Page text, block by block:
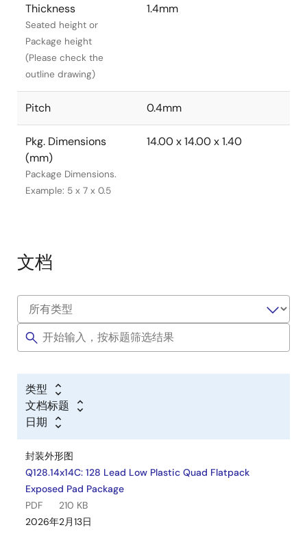
Thickness
Seated height or
Package height
(Please check the
outline drawing)
1.4mm
Pitch 0.4mm
Pkg. Dimensions
(mm)
Package Dimensions.
Example: 5 x 7 x 0.5
14.00 x 14.00 x 1.40
文档
类型
文档标题
日期
封装外形图
Q128.14x14C: 128 Lead Low Plastic Quad Flatpack
Exposed Pad Package
PDF
210 KB
2026年2月13日